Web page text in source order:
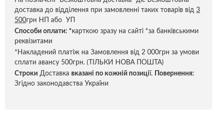
доставка до відділення при замовленні таких товарів від 3
500грн НП або УП
Способи оплати: *карткою зразу на сайті *за банківськими
реквізитами
*Накладений платіж на Замовлення від 2 000грн за умови
сплати авансу 500грн. (ТІЛЬКИ НОВА ПОШТА)
Строки Доставка вказані по кожній позиції.
Повернення:
Згідно законодавства України